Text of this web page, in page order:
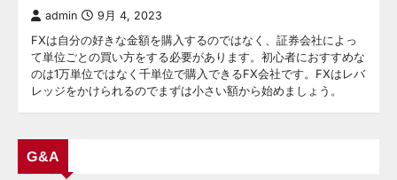
admin 9月 4, 2023
FXは自分の好きな金額を購入するのではなく、証券会社によっ
て単位ごとの買い方をする必要があります。初心者におすすめな
のは1万単位ではなく千単位で購入できるFX会社です。FXはレバ
レッジをかけられるのでまずは小さい額から始めましょう。
G&A